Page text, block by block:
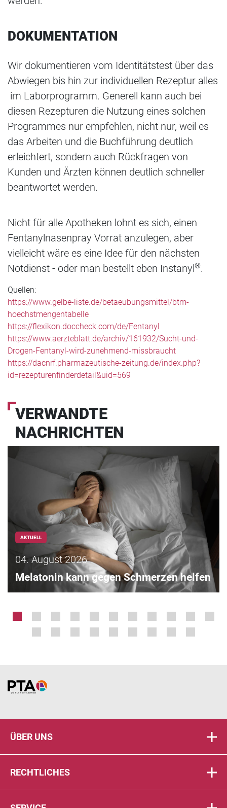
DOKUMENTATION
Wir dokumentieren vom Identitätstest über das
Abwiegen bis hin zur individuellen Rezeptur alles
im Laborprogramm. Generell kann auch bei
diesen Rezepturen die Nutzung eines solchen
Programmes nur empfehlen, nicht nur, weil es
das Arbeiten und die Buchführung deutlich
erleichtert, sondern auch Rückfragen von
Kunden und Ärzten können deutlich schneller
beantwortet werden.
Nicht für alle Apotheken lohnt es sich, einen
Fentanylnasenpray Vorrat anzulegen, aber
vielleicht wäre es eine Idee für den nächsten
Notdienst - oder man bestellt eben Instanyl®.
Quellen:
https://www.gelbe-liste.de/betaeubungsmittel/btm-
hoechstmengentabelle
https://flexikon.doccheck.com/de/Fentanyl
https://www.aerzteblatt.de/archiv/161932/Sucht-und-
Drogen-Fentanyl-wird-zunehmend-missbraucht
https://dacnrf.pharmazeutische-zeitung.de/index.php?
id=rezepturenfinderdetail&uid=569
VERWANDTE
NACHRICHTEN
AKTUELL
04. August 2026
Melatonin kann gegen Schmerzen helfen
Home
ÜBER UNS
RECHTLICHES